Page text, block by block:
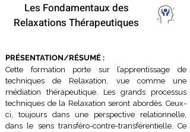
Les Fondamentaux des
Relaxations Thérapeutiques
PRÉSENTATION/RÉSUMÉ :
Cette formation porte sur l’apprentissage de
techniques de Relaxation, vue comme une
médiation thérapeutique. Les grands processus
techniques de la Relaxation seront abordés. Ceux-
ci, toujours dans une perspective relationnelle,
dans le sens transféro-contre-transférentielle. Ce